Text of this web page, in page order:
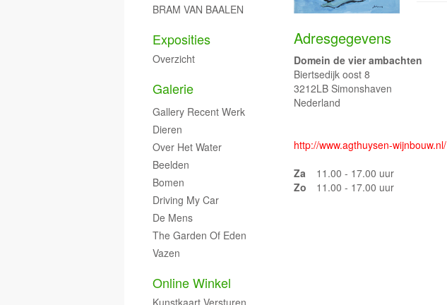
Adresgegevens
Domein de vier ambachten
Biertsedijk oost 8
3212LB Simonshaven
Nederland
http://www.agthuysen-wijnbouw.nl/
Za
11.00 - 17.00 uur
Zo
11.00 - 17.00 uur
BRAM VAN BAALEN
Exposities
Overzicht
Galerie
Gallery Recent Werk
Dieren
Over Het Water
Beelden
Bomen
Driving My Car
De Mens
The Garden Of Eden
Vazen
Online Winkel